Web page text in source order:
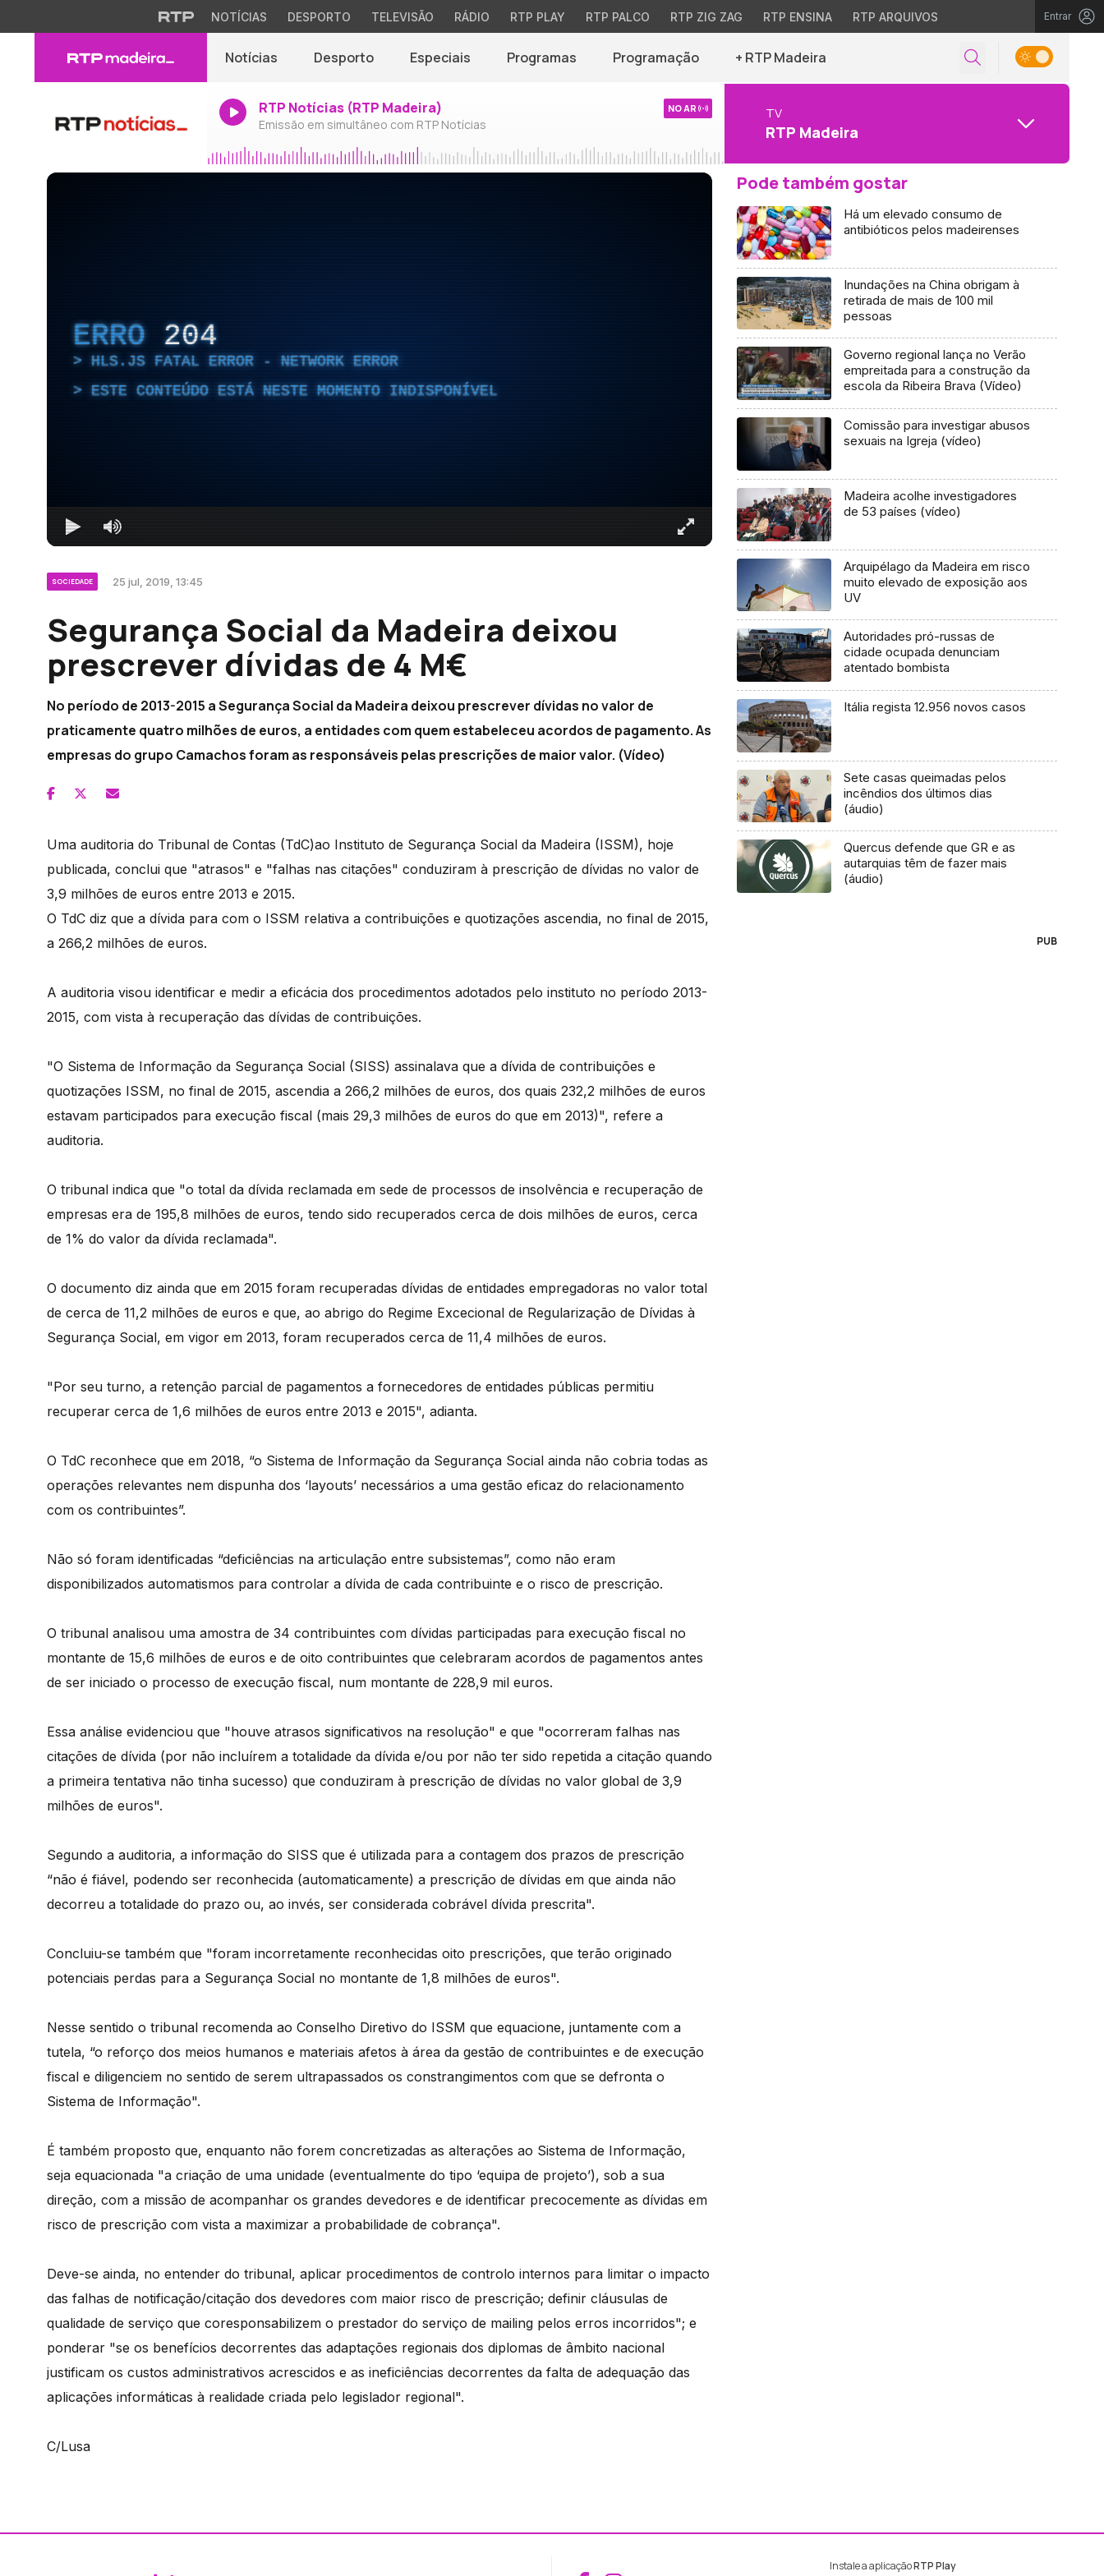
NOTÍCIAS DESPORTO TELEVISÃO RÁDIO RTP PLAY RTP PALCO RTP ZIG ZAG RTP ENSINA RTP ARQUIVOS Entrar
Notícias Desporto Especiais Programas Programação + RTP Madeira
RTP Notícias (RTP Madeira)
Emissão em simultâneo com RTP Notícias
NO AR TV
RTP Madeira
ERRO 204
HLS.JS FATAL ERROR - NETWORK ERROR
ESTE CONTEÚDO ESTÁ NESTE MOMENTO INDISPONÍVEL
SOCIEDADE 25 jul, 2019, 13:45
Segurança Social da Madeira deixou
prescrever dívidas de 4 M€
No período de 2013-2015 a Segurança Social da Madeira deixou prescrever dívidas no valor de
praticamente quatro milhões de euros, a entidades com quem estabeleceu acordos de pagamento. As
empresas do grupo Camachos foram as responsáveis pelas prescrições de maior valor. (Vídeo)
Uma auditoria do Tribunal de Contas (TdC)ao Instituto de Segurança Social da Madeira (ISSM), hoje
publicada, conclui que "atrasos" e "falhas nas citações" conduziram à prescrição de dívidas no valor de
3,9 milhões de euros entre 2013 e 2015.
O TdC diz que a dívida para com o ISSM relativa a contribuições e quotizações ascendia, no final de 2015,
a 266,2 milhões de euros.
A auditoria visou identificar e medir a eficácia dos procedimentos adotados pelo instituto no período 2013-
2015, com vista à recuperação das dívidas de contribuições.
"O Sistema de Informação da Segurança Social (SISS) assinalava que a dívida de contribuições e
quotizações ISSM, no final de 2015, ascendia a 266,2 milhões de euros, dos quais 232,2 milhões de euros
estavam participados para execução fiscal (mais 29,3 milhões de euros do que em 2013)", refere a
auditoria.
O tribunal indica que "o total da dívida reclamada em sede de processos de insolvência e recuperação de
empresas era de 195,8 milhões de euros, tendo sido recuperados cerca de dois milhões de euros, cerca
de 1% do valor da dívida reclamada".
O documento diz ainda que em 2015 foram recuperadas dívidas de entidades empregadoras no valor total
de cerca de 11,2 milhões de euros e que, ao abrigo do Regime Excecional de Regularização de Dívidas à
Segurança Social, em vigor em 2013, foram recuperados cerca de 11,4 milhões de euros.
"Por seu turno, a retenção parcial de pagamentos a fornecedores de entidades públicas permitiu
recuperar cerca de 1,6 milhões de euros entre 2013 e 2015", adianta.
O TdC reconhece que em 2018, “o Sistema de Informação da Segurança Social ainda não cobria todas as
operações relevantes nem dispunha dos ‘layouts’ necessários a uma gestão eficaz do relacionamento
com os contribuintes”.
Não só foram identificadas “deficiências na articulação entre subsistemas”, como não eram
disponibilizados automatismos para controlar a dívida de cada contribuinte e o risco de prescrição.
O tribunal analisou uma amostra de 34 contribuintes com dívidas participadas para execução fiscal no
montante de 15,6 milhões de euros e de oito contribuintes que celebraram acordos de pagamentos antes
de ser iniciado o processo de execução fiscal, num montante de 228,9 mil euros.
Essa análise evidenciou que "houve atrasos significativos na resolução" e que "ocorreram falhas nas
citações de dívida (por não incluírem a totalidade da dívida e/ou por não ter sido repetida a citação quando
a primeira tentativa não tinha sucesso) que conduziram à prescrição de dívidas no valor global de 3,9
milhões de euros".
Segundo a auditoria, a informação do SISS que é utilizada para a contagem dos prazos de prescrição
“não é fiável, podendo ser reconhecida (automaticamente) a prescrição de dívidas em que ainda não
decorreu a totalidade do prazo ou, ao invés, ser considerada cobrável dívida prescrita".
Concluiu-se também que "foram incorretamente reconhecidas oito prescrições, que terão originado
potenciais perdas para a Segurança Social no montante de 1,8 milhões de euros".
Nesse sentido o tribunal recomenda ao Conselho Diretivo do ISSM que equacione, juntamente com a
tutela, “o reforço dos meios humanos e materiais afetos à área da gestão de contribuintes e de execução
fiscal e diligenciem no sentido de serem ultrapassados os constrangimentos com que se defronta o
Sistema de Informação".
É também proposto que, enquanto não forem concretizadas as alterações ao Sistema de Informação,
seja equacionada "a criação de uma unidade (eventualmente do tipo ‘equipa de projeto’), sob a sua
direção, com a missão de acompanhar os grandes devedores e de identificar precocemente as dívidas em
risco de prescrição com vista a maximizar a probabilidade de cobrança".
Deve-se ainda, no entender do tribunal, aplicar procedimentos de controlo internos para limitar o impacto
das falhas de notificação/citação dos devedores com maior risco de prescrição; definir cláusulas de
qualidade de serviço que coresponsabilizem o prestador do serviço de mailing pelos erros incorridos"; e
ponderar "se os benefícios decorrentes das adaptações regionais dos diplomas de âmbito nacional
justificam os custos administrativos acrescidos e as ineficiências decorrentes da falta de adequação das
aplicações informáticas à realidade criada pelo legislador regional".
C/Lusa
Pode também gostar
Há um elevado consumo de
antibióticos pelos madeirenses
Inundações na China obrigam à
retirada de mais de 100 mil
pessoas
Governo regional lança no Verão
empreitada para a construção da
escola da Ribeira Brava (Vídeo)
Comissão para investigar abusos
sexuais na Igreja (vídeo)
Madeira acolhe investigadores
de 53 países (vídeo)
Arquipélago da Madeira em risco
muito elevado de exposição aos
UV
Autoridades pró-russas de
cidade ocupada denunciam
atentado bombista
Itália regista 12.956 novos casos
Sete casas queimadas pelos
incêndios dos últimos dias
(áudio)
Quercus defende que GR e as
autarquias têm de fazer mais
(áudio)
PUB
Instale a aplicaçãoRTP Play